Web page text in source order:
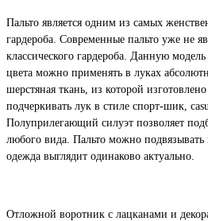
Пальто является одним из самых
гардероба. Современные пальто уже не
классического гардероба. Данную
цвета можно применять в луках
шерстяная ткань, из которой
подчеркивать лук в стиле спорт-шик,
Полуприлегающий силуэт позволяет
любого вида. Пальто можно подвязывать
одежда выглядит одинаково актуально.
Отложной воротник с лацканами и